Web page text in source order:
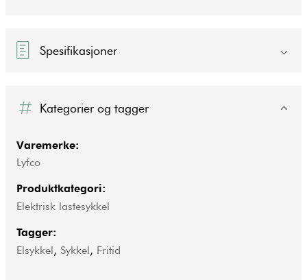
Spesifikasjoner
Kategorier og tagger
Varemerke:
Lyfco
Produktkategori:
Elektrisk lastesykkel
Tagger:
Elsykkel, Sykkel, Fritid